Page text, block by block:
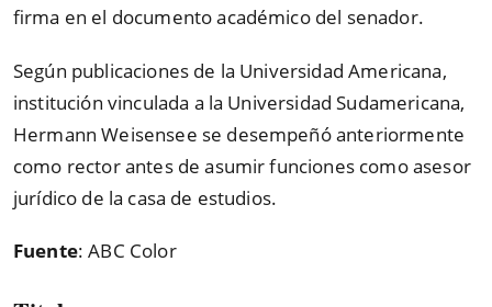
firma en el documento académico del senador.
Según publicaciones de la Universidad Americana,
institución vinculada a la Universidad Sudamericana,
Hermann Weisensee se desempeñó anteriormente
como rector antes de asumir funciones como asesor
jurídico de la casa de estudios.
Fuente: ABC Color